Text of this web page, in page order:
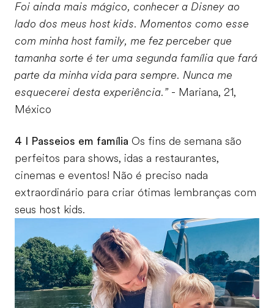
Foi ainda mais mágico, conhecer a Disney ao
lado dos meus host kids. Momentos como esse
com minha host family, me fez perceber que
tamanha sorte é ter uma segunda família que fará
parte da minha vida para sempre. Nunca me
esquecerei desta experiência.”- Mariana, 21,
México
4 I Passeios em família Os fins de semana são
perfeitos para shows, idas a restaurantes,
cinemas e eventos! Não é preciso nada
extraordinário para criar ótimas lembranças com
seus host kids.